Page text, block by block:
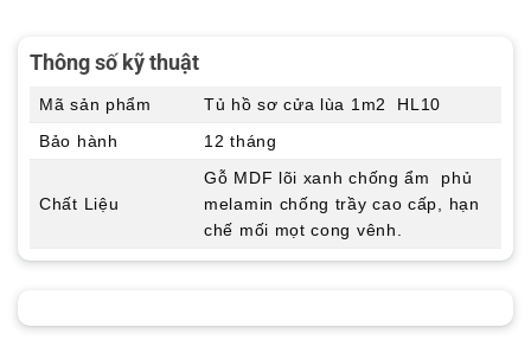
Thông số kỹ thuật
Mã sản phẩm
Tủ hồ sơ cửa lùa 1m2 HL10
Bảo hành
12 tháng
Chất Liệu
Gỗ MDF lõi xanh chống ẩm phủ
melamin chống trầy cao cấp, hạn
chế mối mọt cong vênh.